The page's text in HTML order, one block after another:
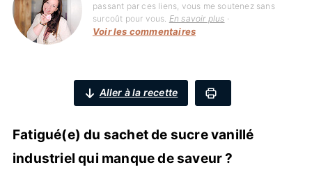
passant par ces liens, vous me soutenez sans
surcoût pour vous. En savoir plus ·
Voir les commentaires
Aller à la recette
Fatigué(e) du sachet de sucre vanillé
industriel qui manque de saveur ?